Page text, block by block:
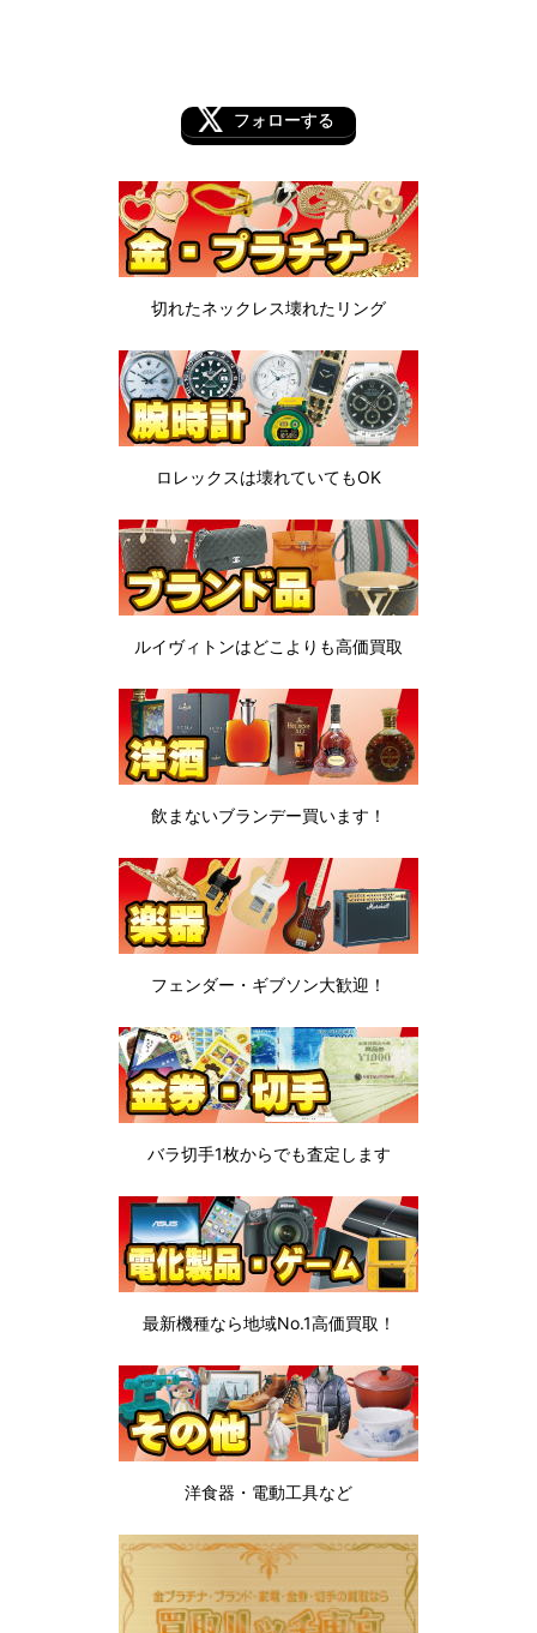
フォローする
切れたネックレス壊れたリング
ロレックスは壊れていてもOK
ルイヴィトンはどこよりも高価買取
飲まないブランデー買います！
フェンダー・ギブソン大歓迎！
バラ切手1枚からでも査定します
最新機種なら地域No.1高価買取！
洋食器・電動工具など